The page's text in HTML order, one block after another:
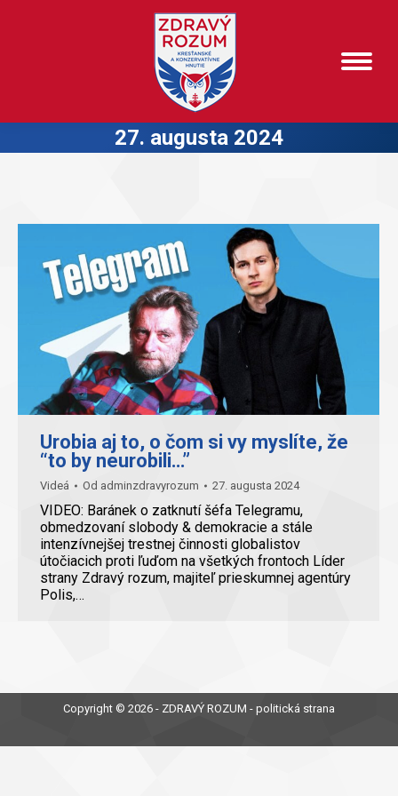
27. augusta 2024
Urobia aj to, o čom si vy myslíte, že
“to by neurobili…”
Videá Od adminzdravyrozum 27. augusta 2024
VIDEO: Baránek o zatknutí šéfa Telegramu,
obmedzovaní slobody & demokracie a stále
intenzívnejšej trestnej činnosti globalistov
útočiacich proti ľuďom na všetkých frontoch Líder
strany Zdravý rozum, majiteľ prieskumnej agentúry
Polis,…
Copyright © 2026 - ZDRAVÝ ROZUM - politická strana